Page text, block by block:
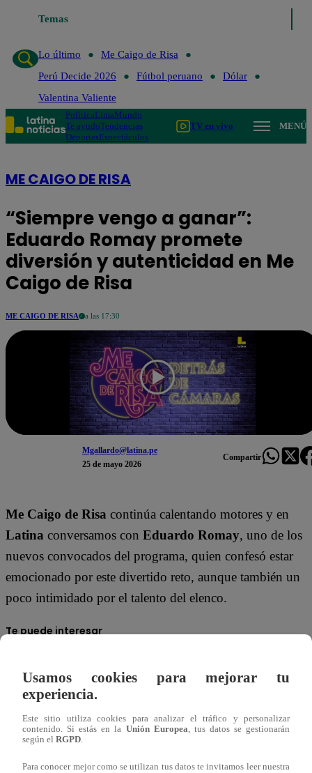
Temas
Lo último
Me Caigo de Risa
Perú Decide 2026
Fútbol peruano
Dólar
Valentina Valiente
PolíticaLimaMundo
Te ayudoTendencias
DeportesEspectáculos
TV en vivo MENÚ
ME CAIGO DE RISA
“Siempre vengo a ganar”:
Eduardo Romay promete
diversión y autenticidad en Me
Caigo de Risa
ME CAIGO DE RISA a las 17:30
Mgallardo@latina.pe
25 de mayo 2026
Compartir
Me Caigo de Risa continúa calentando motores y en
Latina conversamos con Eduardo Romay, uno de los
nuevos convocados del programa, quien confesó estar
emocionado por este divertido reto, aunque también un
poco intimidado por el talento del elenco.
Te puede interesar
ME
25/05/2026
“Quiero que se
maten de risa”:
Me Caigo de Risa
Usamos cookies para mejorar tu
experiencia.
Este sitio utiliza cookies para analizar el tráfico y personalizar
contenido. Si estás en la Unión Europea , tus datos se gestionarán
según el RGPD
Para conocer mejor como se utilizan tus datos te invitamos leer nuestra